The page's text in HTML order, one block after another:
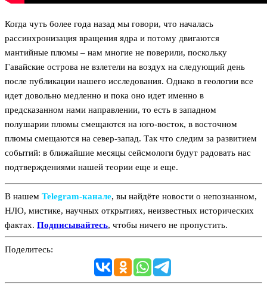
Когда чуть более года назад мы говори, что началась
рассинхронизация вращения ядра и потому двигаются
мантийные плюмы – нам многие не поверили, поскольку
Гавайские острова не взлетели на воздух на следующий день
после публикации нашего исследования. Однако в геологии все
идет довольно медленно и пока оно идет именно в
предсказанном нами направлении, то есть в западном
полушарии плюмы смещаются на юго-восток, в восточном
плюмы смещаются на север-запад. Так что следим за развитием
событий: в ближайшие месяцы сейсмологи будут радовать нас
подтверждениями нашей теории еще и еще.
В нашем Telegram‑канале, вы найдёте новости о непознанном,
НЛО, мистике, научных открытиях, неизвестных исторических
фактах. Подписывайтесь, чтобы ничего не пропустить.
Поделитесь: